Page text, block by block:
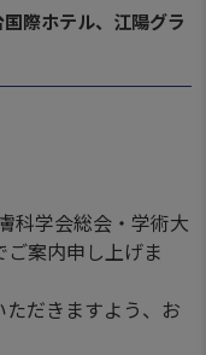
際ホテル、江陽グラ
科学会総会・学術大
案内申し上げま
だきますよう、お